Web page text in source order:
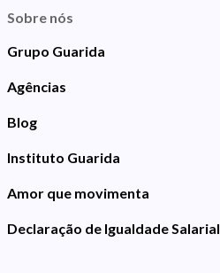
Sobre nós
Grupo Guarida
Agências
Blog
Instituto Guarida
Amor que movimenta
Declaração de Igualdade Salarial